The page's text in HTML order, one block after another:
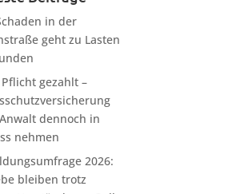
in der
geht zu Lasten
gezahlt –
dennoch in
nehmen
2026:
bleiben trotz